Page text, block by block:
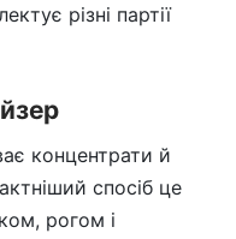
різні партії
концентрати й
спосіб це
рогом і